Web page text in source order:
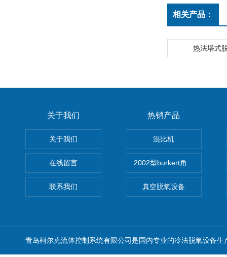
相关产品：
热法塔式
关于我们
关于我们
在线留言
联系我们
热销产品
混比机
2002型burkert角座阀
真空脱氧设备
青岛柯尔克流体控制系统有限公司是国内专业的冷法脱氧设备